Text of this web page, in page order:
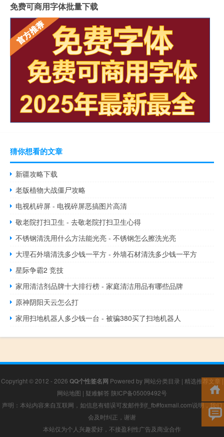
免费可商用字体批量下载
猜你想看的文章
新疆攻略下载
老版植物大战僵尸攻略
电视机碎屏 - 电视碎屏恶搞图片高清
敬老院打扫卫生 - 去敬老院打扫卫生心得
不锈钢清洗用什么方法能光亮 - 不锈钢怎么擦洗光亮
大理石外墙清洗多少钱一平方 - 外墙石材清洗多少钱一平方
星际争霸2 竞技
家用清洁剂品牌十大排行榜 - 家庭清洁用品有哪些品牌
原神阴阳天云怎么打
家用扫地机器人多少钱一台 - 被骗380买了扫地机器人
Copyright © 2012 - 2026 QQ个性签名网 Powered by 网站分类目录 | 精选推荐文章 |
网站地图 | 疑难解答 陕ICP备05009492号
声明：本站内容来自互联网，如信息有错误可发邮件到f_fb#foxmail.com说明，我们
会及时纠正，谢谢
本站仅为个人兴趣爱好，不接盈利性广告及商业合作